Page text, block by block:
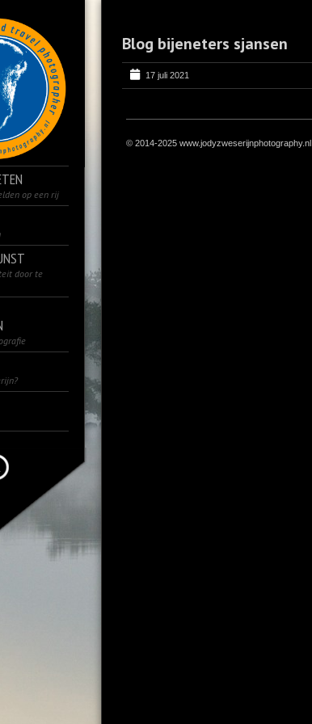
op een rij
door te
Blog bijeneters sjansen
17 juli 2021
© 2014-2025 www.jodyzweserijnphotography.nl